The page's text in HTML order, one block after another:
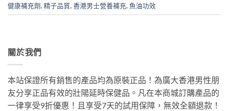
健康補充劑, 精子品質, 香港男士營養補充, 魚油功效
關於我們
本站保證所有銷售的產品均為原裝正品！為廣大香港男性朋
友分享正品有效的壯陽延時保健品。凡在本商城訂購產品的
一律享受9折優惠！且享受7天的試用保障，無效全額退款！